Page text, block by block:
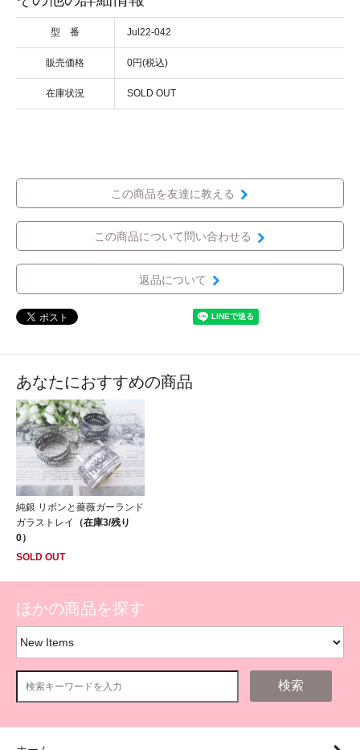
型 番 Jul22-042
販売価格 0円(税込)
在庫状況 SOLD OUT
この商品を友達に教える
この商品について問い合わせる
返品について
あなたにおすすめの商品
純銀 リボンと薔薇ガーランド
ガラストレイ
（在庫3/残り
0）
SOLD OUT
ほかの商品を探す
検索